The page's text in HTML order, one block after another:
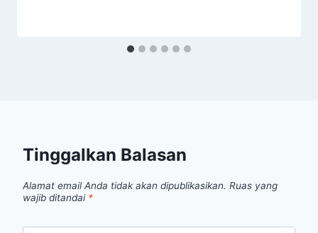
Tinggalkan Balasan
Alamat email Anda tidak akan dipublikasikan. Ruas yang
wajib ditandai *